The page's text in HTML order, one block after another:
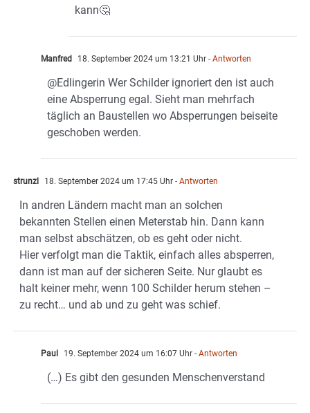
kann🤔
Manfred 18. September 2024 um 13:21 Uhr - Antworten
@Edlingerin Wer Schilder ignoriert den ist auch
eine Absperrung egal. Sieht man mehrfach
täglich an Baustellen wo Absperrungen beiseite
geschoben werden.
strunzl 18. September 2024 um 17:45 Uhr - Antworten
In andren Ländern macht man an solchen
bekannten Stellen einen Meterstab hin. Dann kann
man selbst abschätzen, ob es geht oder nicht.
Hier verfolgt man die Taktik, einfach alles absperren,
dann ist man auf der sicheren Seite. Nur glaubt es
halt keiner mehr, wenn 100 Schilder herum stehen –
zu recht… und ab und zu geht was schief.
Paul 19. September 2024 um 16:07 Uhr - Antworten
(…) Es gibt den gesunden Menschenverstand